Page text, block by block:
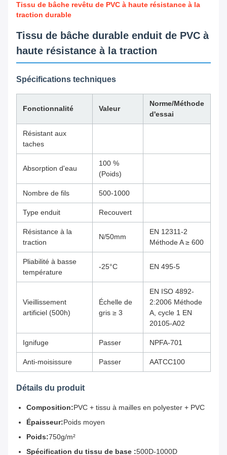
Tissu de bâche revêtu de PVC à haute résistance à la
traction durable
Tissu de bâche durable enduit de PVC à
haute résistance à la traction
Spécifications techniques
Fonctionnalité Valeur
Norme/Méthode
d'essai
Résistant aux
taches
Absorption d'eau
100 %
(Poids)
Nombre de fils 500-1000
Type enduit Recouvert
Résistance à la
traction
N/50mm
EN 12311-2
Méthode A ≥ 600
Pliabilité à basse
température
-25°C EN 495-5
Vieillissement
artificiel (500h)
Échelle de
gris ≥ 3
EN ISO 4892-
2:2006 Méthode
A, cycle 1 EN
20105-A02
Ignifuge Passer NPFA-701
Anti-moisissure Passer AATCC100
Détails du produit
Composition:PVC + tissu à mailles en polyester + PVC
Épaisseur:Poids moyen
Poids:750g/m²
Spécification du tissu de base :500D-1000D